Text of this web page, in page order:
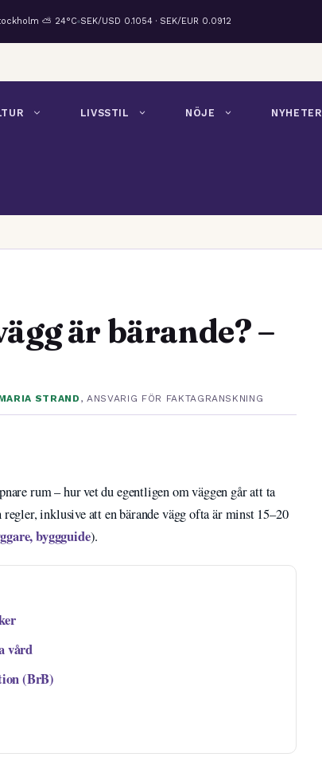
⛅ 24°C SEK/USD 0.1054 · SEK/EUR 0.0912
LIVSSTIL NÖJE NYHETER
är bärande? –
STRAND , ANSVARIG FÖR FAKTAGRANSKNING
rum – hur vet du egentligen om väggen går att ta
inklusive att en bärande vägg ofta är minst 15–20
byggguide).
vård
(BrB)